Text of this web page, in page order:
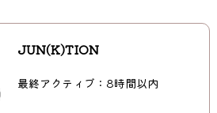
JUN(K)TION
最終アクティブ：8時間以内